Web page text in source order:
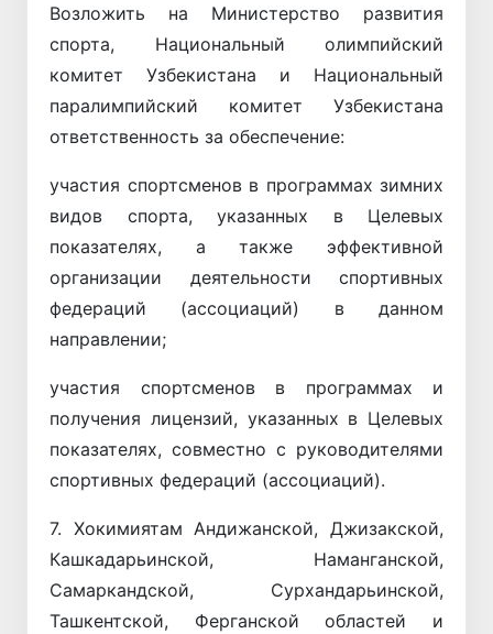
Возложить на Министерство развития
спорта, Национальный олимпийский
комитет Узбекистана и Национальный
паралимпийский комитет Узбекистана
ответственность за обеспечение:
участия спортсменов в программах зимних
видов спорта, указанных в Целевых
показателях, а также эффективной
организации деятельности спортивных
федераций (ассоциаций) в данном
направлении;
участия спортсменов в программах и
получения лицензий, указанных в Целевых
показателях, совместно с руководителями
спортивных федераций (ассоциаций).
7. Хокимиятам Андижанской, Джизакской,
Кашкадарьинской, Наманганской,
Самаркандской, Сурхандарьинской,
Ташкентской, Ферганской областей и